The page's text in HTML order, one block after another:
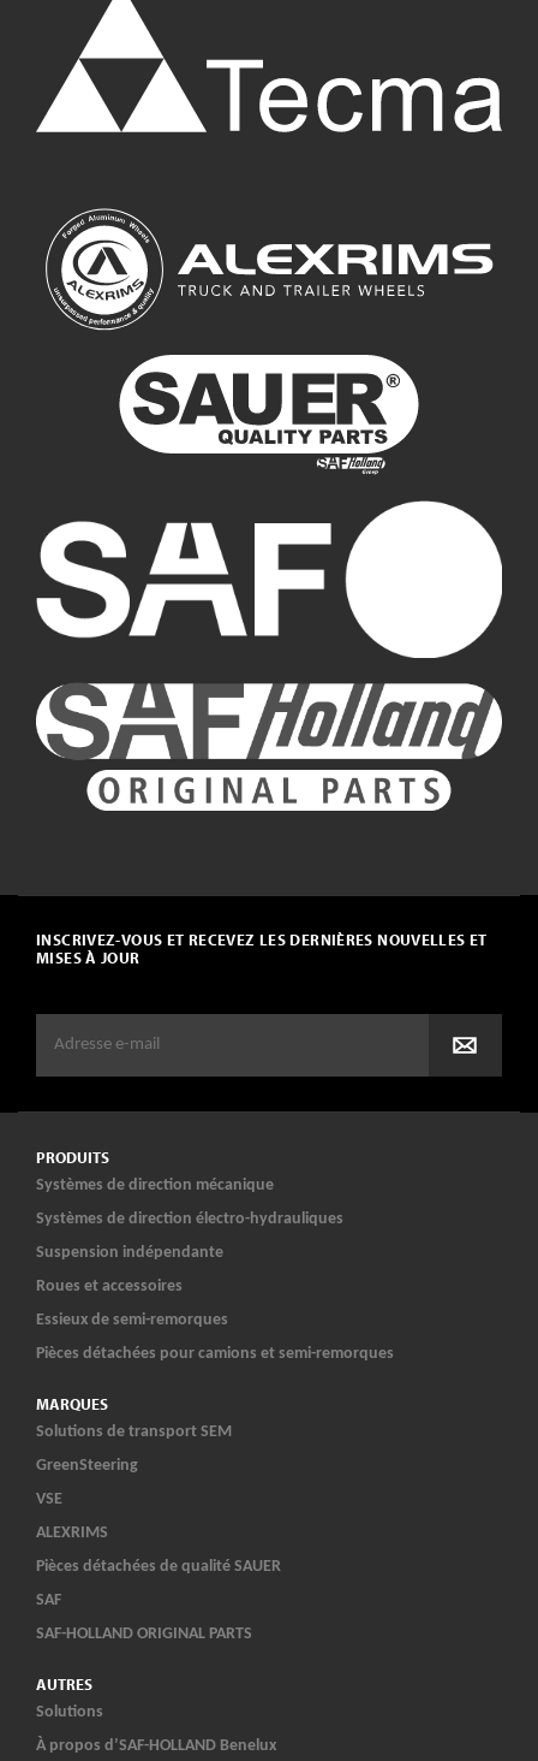
INSCRIVEZ-VOUS ET RECEVEZ LES DERNIÈRES NOUVELLES ET
MISES À JOUR
PRODUITS
Systèmes de direction mécanique
Systèmes de direction électro-hydrauliques
Suspension indépendante
Roues et accessoires
Essieux de semi-remorques
Pièces détachées pour camions et semi-remorques
MARQUES
Solutions de transport SEM
GreenSteering
VSE
ALEXRIMS
Pièces détachées de qualité SAUER
SAF
SAF-HOLLAND ORIGINAL PARTS
AUTRES
Solutions
À propos d’SAF-HOLLAND Benelux